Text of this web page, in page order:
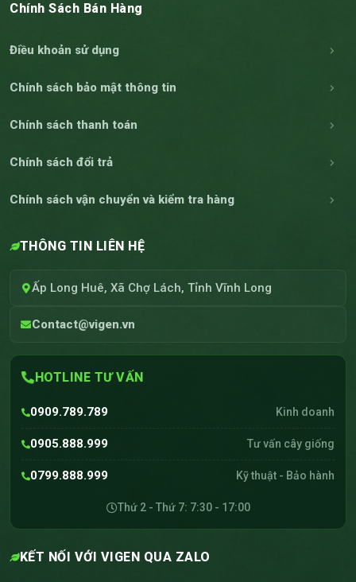
Chính Sách Bán Hàng
Điều khoản sử dụng
Chính sách bảo mật thông tin
Chính sách thanh toán
Chính sách đổi trả
Chính sách vận chuyển và kiểm tra hàng
THÔNG TIN LIÊN HỆ
Ấp Long Huê, Xã Chợ Lách, Tỉnh Vĩnh Long
Contact@vigen.vn
HOTLINE TƯ VẤN
0909.789.789 Kinh doanh
0905.888.999 Tư vấn cây giống
0799.888.999 Kỹ thuật - Bảo hành
Thứ 2 - Thứ 7: 7:30 - 17:00
KẾT NỐI VỚI VIGEN QUA ZALO